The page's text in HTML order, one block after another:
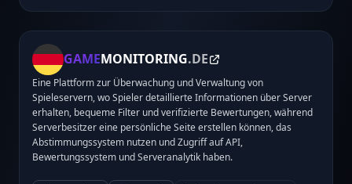
GAMEMONITORING.DE
Eine Plattform zur Überwachung und Verwaltung von
Spieleservern, wo Spieler detaillierte Informationen über Server
erhalten, bequeme Filter und verifizierte Bewertungen, während
Serverbesitzer eine persönliche Seite erstellen können, das
Abstimmungssystem nutzen und Zugriff auf API,
Bewertungssystem und Serveranalytik haben.